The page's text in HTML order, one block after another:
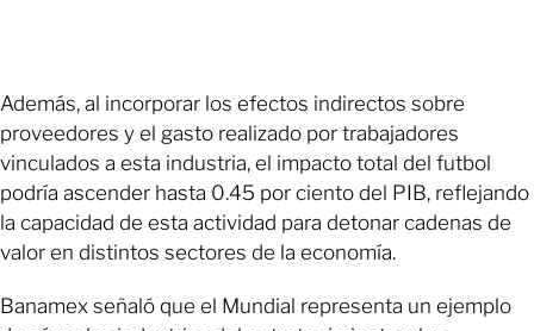
Además, al incorporar los efectos indirectos sobre
proveedores y el gasto realizado por trabajadores
vinculados a esta industria, el impacto total del futbol
podría ascender hasta 0.45 por ciento del PIB, reflejando
la capacidad de esta actividad para detonar cadenas de
valor en distintos sectores de la economía.
Banamex señaló que el Mundial representa un ejemplo